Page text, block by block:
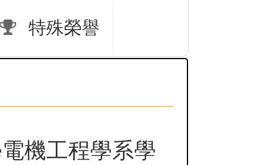
特殊榮譽
機工程學系學